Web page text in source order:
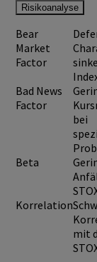
Risikoanalyse
Bear
Market
Factor
Bad News
Factor
bei
Beta
Korrelation
mit